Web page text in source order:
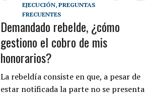
EJECUCIÓN, PREGUNTAS
FRECUENTES
Demandado rebelde, ¿cómo
gestiono el cobro de mis
honorarios?
La rebeldía consiste en que, a pesar de
estar notificada la parte no se presenta